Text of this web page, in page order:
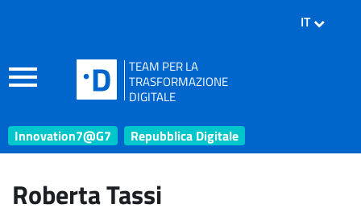
IT
TEAM PER LA
TRASFORMAZIONE
DIGITALE
Innovation7@G7 Repubblica Digitale
Roberta Tassi